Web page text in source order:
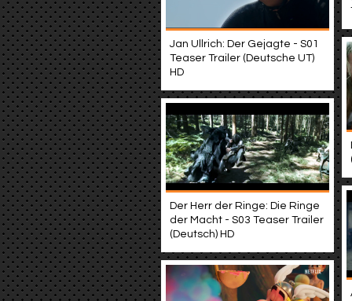
Jan Ullrich: Der Gejagte - S01
Teaser Trailer (Deutsche UT)
HD
Der Herr der Ringe: Die Ringe
der Macht - S03 Teaser Trailer
(Deutsch) HD